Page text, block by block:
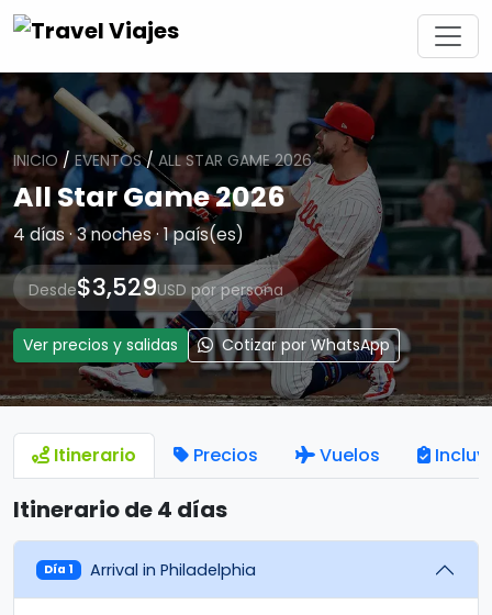
INICIO/EVENTOS/ALL STAR GAME 2026
All Star Game 2026
4 días · 3 noches · 1 país(es)
Desde$3,529USD por persona
Ver precios y salidas Cotizar por WhatsApp
Itinerario Precios Vuelos
Itinerario de 4 días
Día 1 Arrival in Philadelphia